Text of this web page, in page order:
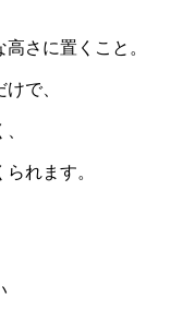
さに置くこと。
で、
れます。